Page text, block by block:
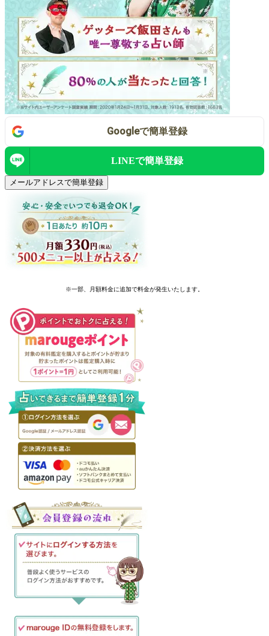
Googleで簡単登録
LINEで簡単登録
メールアドレスで簡単登録
※一部、月額料金に追加で料金が発生いたします。